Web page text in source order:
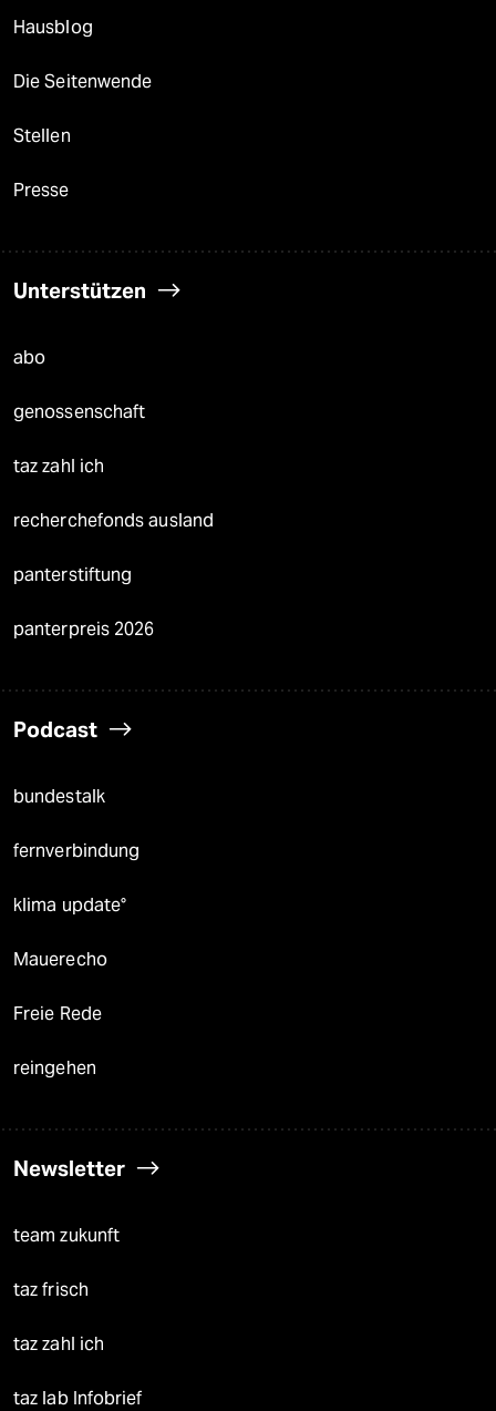
Hausblog
Die Seitenwende
Stellen
Presse
Unterstützen
abo
genossenschaft
taz zahl ich
recherchefonds ausland
panterstiftung
panterpreis 2026
Podcast
bundestalk
fernverbindung
klima update°
Mauerecho
Freie Rede
reingehen
Newsletter
team zukunft
taz frisch
taz zahl ich
taz lab Infobrief